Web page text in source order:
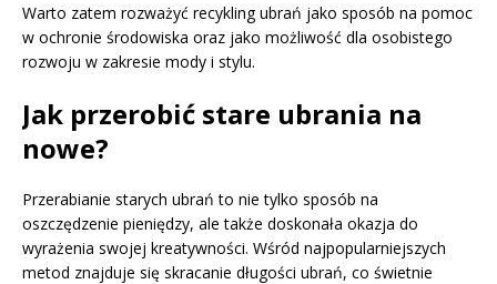
Warto zatem rozważyć recykling ubrań jako sposób na pomoc
w ochronie środowiska oraz jako możliwość dla osobistego
rozwoju w zakresie mody i stylu.
Jak przerobić stare ubrania na
nowe?
Przerabianie starych ubrań to nie tylko sposób na
oszczędzenie pieniędzy, ale także doskonała okazja do
wyrażenia swojej kreatywności. Wśród najpopularniejszych
metod znajduje się skracanie długości ubrań, co świetnie